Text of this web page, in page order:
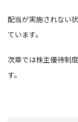
配当が実施されない
ています。
次章では株主優待制
す。